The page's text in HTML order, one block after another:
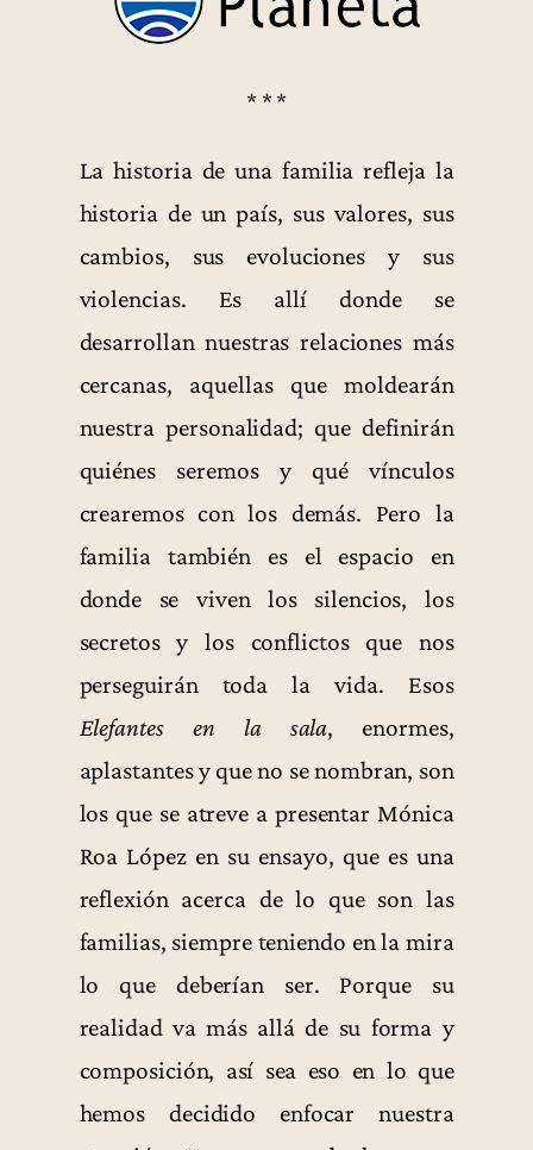
* * *
La historia de una familia refleja la
historia de un país, sus valores, sus
cambios, sus evoluciones y sus
violencias. Es allí donde se
desarrollan nuestras relaciones más
cercanas, aquellas que moldearán
nuestra personalidad; que definirán
quiénes seremos y qué vínculos
crearemos con los demás. Pero la
familia también es el espacio en
donde se viven los silencios, los
secretos y los conflictos que nos
perseguirán toda la vida. Esos
Elefantes en la sala, enormes,
aplastantes y que no se nombran, son
los que se atreve a presentar Mónica
Roa López en su ensayo, que es una
reflexión acerca de lo que son las
familias, siempre teniendo en la mira
lo que deberían ser. Porque su
realidad va más allá de su forma y
composición, así sea eso en lo que
hemos decidido enfocar nuestra